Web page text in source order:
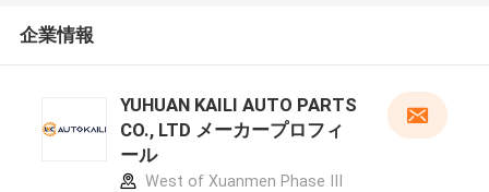
企業情報
YUHUAN KAILI AUTO PARTS
CO., LTD メーカープロフィ
ール
West of Xuanmen Phase III